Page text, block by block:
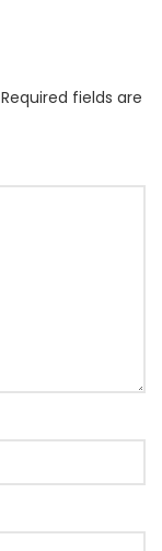
Required fields are